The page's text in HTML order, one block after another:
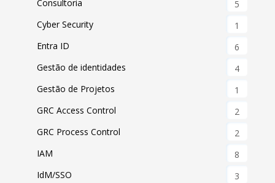
Consultoria
5
Cyber Security
1
Entra ID
6
Gestão de identidades
4
Gestão de Projetos
1
GRC Access Control
2
GRC Process Control
2
IAM
8
IdM/SSO
3